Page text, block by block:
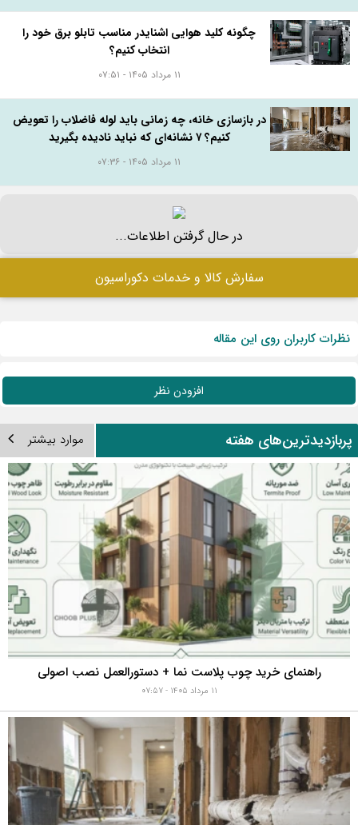
بلوک هبلکس یا بلوک سیمانی؟ مقایسه قیمت، مزایا،
معایب و هزینه واقعی اجرای دیوار
اصولی
انتخاب کنیم؟
۱۱ مرداد ۱۴۰۵ - ۰۷:۵۱
در بازسازی خانه، چه زمانی باید لوله فاضلاب را تعویض
کنیم؟ ۷ نشانه‌ای که نباید نادیده بگیرید
در حال گرفتن اطلاعات...
سفارش کالا و خدمات دکوراسیون
نظرات کاربران روی این مقاله
افزودن نظر
هفته موارد بیشتر